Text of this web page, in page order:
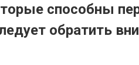
способны
обратить